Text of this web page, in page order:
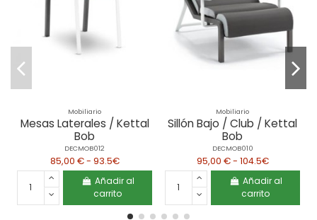
Mobiliario
Mesas Laterales / Kettal
Bob
DECMOB012
85,00 € - 93.5€
Añadir al
carrito
Mobiliario
Sillón Bajo / Club / Kettal
Bob
DECMOB010
95,00 € - 104.5€
Añadir al
carrito